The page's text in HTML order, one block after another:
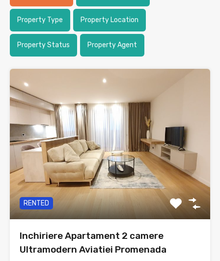
Property Type Property Location
Property Status Property Agent
RENTED
Inchiriere Apartament 2 camere
Ultramodern Aviatiei Promenada